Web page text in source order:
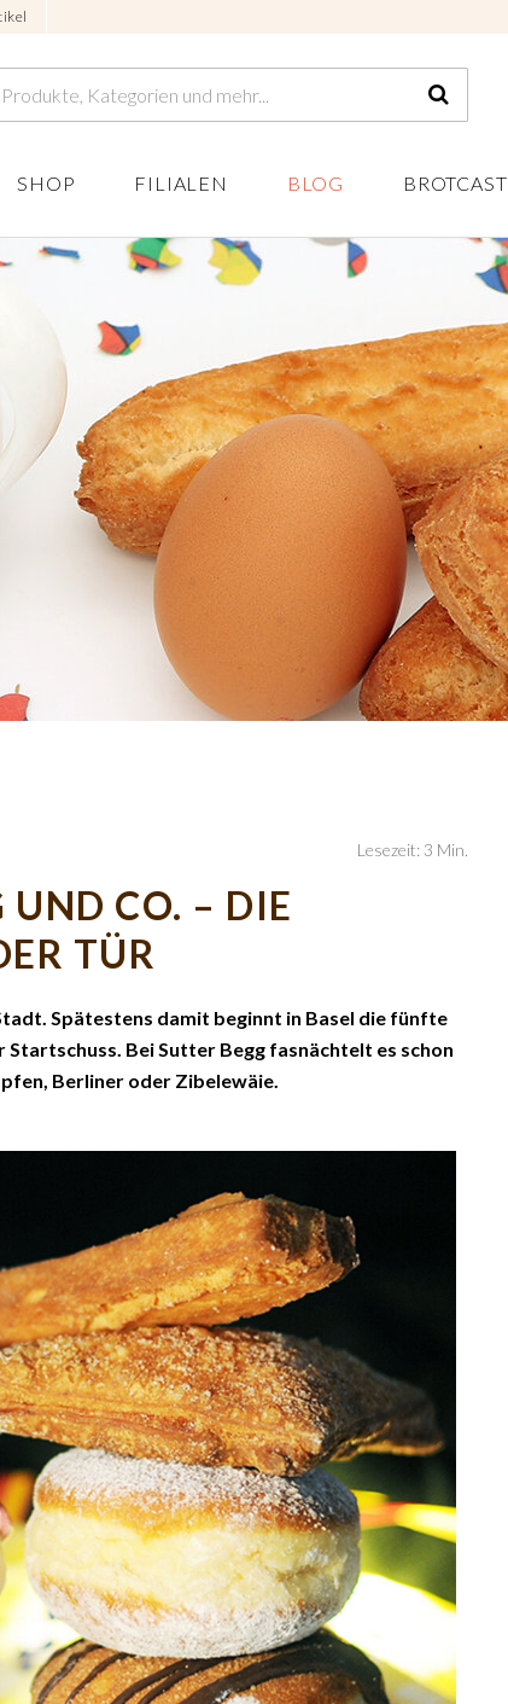
SHOP FILIALEN BLOG BROTCAST
Lesezeit: 3 Min.
CO. – DIE
TÜR
Spätestens damit beginnt in Basel die fünfte
Bei Sutter Begg fasnächtelt es schon
Berliner oder Zibelewäie.